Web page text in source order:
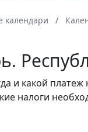
календари
и какой
налоги